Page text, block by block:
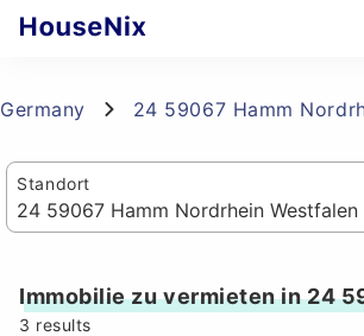
Germany 24 59067 Hamm
Standort
Immobilie zu vermieten in 24
3 results